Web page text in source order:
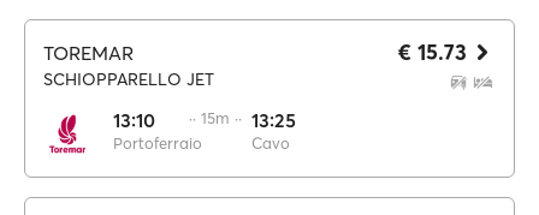
TOREMAR
SCHIOPPARELLO JET
13:10
Portoferraio
·· 15m ·· 13:25
Cavo
€ 15.73